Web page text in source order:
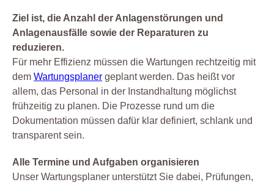
Ziel ist, die Anzahl der Anlagenstörungen und
Anlagenausfälle sowie der Reparaturen zu
reduzieren.
Für mehr Effizienz müssen die Wartungen rechtzeitig mit
dem Wartungsplaner geplant werden. Das heißt vor
allem, das Personal in der Instandhaltung möglichst
frühzeitig zu planen. Die Prozesse rund um die
Dokumentation müssen dafür klar definiert, schlank und
transparent sein.
Alle Termine und Aufgaben organisieren
Unser Wartungsplaner unterstützt Sie dabei, Prüfungen,